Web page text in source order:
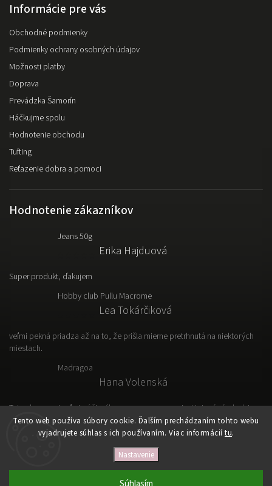
Tento web používa súbory cookie. Ďalším prechádzaním tohto webu
vyjadrujete súhlas s ich používaním. Viac informácií tu.
Nastavenie
Informácie pre vás
Obchodné podmienky
Podmienky ochrany osobných údajov
Možnosti platby
Doprava
Prevádzka Šamorín
Háčkujme spolu
Hodnotenie obchodu
Tufting
Reťazenie dobra a pomoci
Hodnotenie zákazníkov
Jeans 50g
Erika Hajduová
Super produkt, ďakujem
Hobby club Pullu Macrome
Lea Tokárčiková
veľmi pekná priadza až na to, že prišla mierne pretrhnutá na niektorých
miestach.
Madragoa
Hana Volenská
Tato vlna sa mi veľmi páči, výborne sa s nou pracuje. Hotový výrobok je
ľahký, vzdušný a prakticky.
VLNKOVO
Upraviť nastavenie cookies